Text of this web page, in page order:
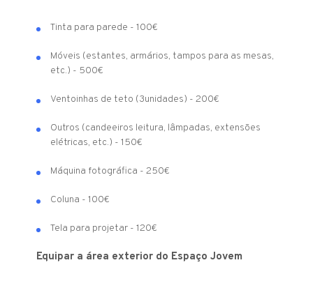
Tinta para parede - 100€
Móveis (estantes, armários, tampos para as mesas,
etc.) - 500€
Ventoinhas de teto (3unidades) - 200€
Outros (candeeiros leitura, lâmpadas, extensões
elétricas, etc.) - 150€
Máquina fotográfica - 250€
Coluna - 100€
Tela para projetar - 120€
Equipar a área exterior do Espaço Jovem